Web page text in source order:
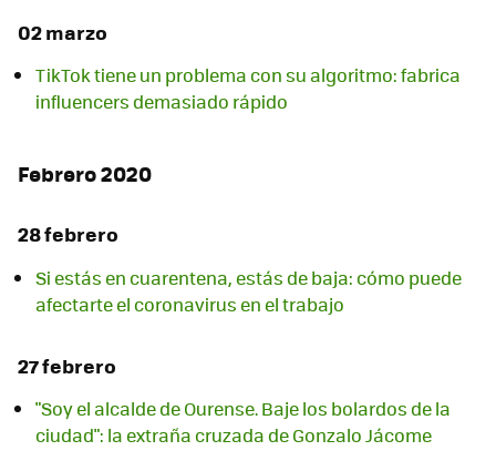
02 marzo
TikTok tiene un problema con su algoritmo: fabrica
influencers demasiado rápido
Febrero 2020
28 febrero
Si estás en cuarentena, estás de baja: cómo puede
afectarte el coronavirus en el trabajo
27 febrero
"Soy el alcalde de Ourense. Baje los bolardos de la
ciudad": la extraña cruzada de Gonzalo Jácome